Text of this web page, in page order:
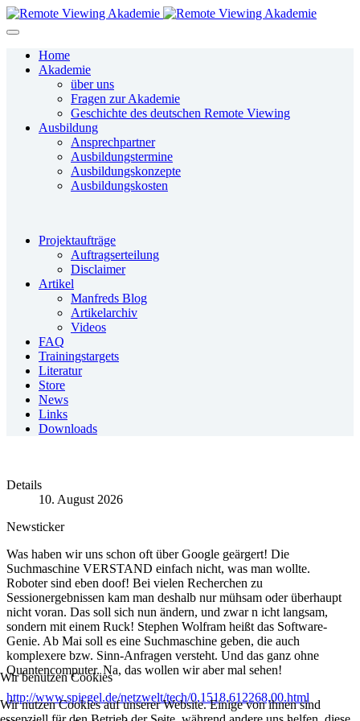
Home
Akademie
über uns
Fragen zur Akademie
Geschichte des deutschen Remote Viewing
Ausbildung
Ansprechpartner
Ausbildungstermine
Ausbildungskonzepte
Ausbildungskosten
Projektaufträge
Auftragserteilung
Disclaimer
Artikel
Manfreds Blog
Artikelarchiv
Videos
FAQ
Trainingstargets
Literatur
Store
News
Links
Downloads
Details
10. August 2026
Newsticker
Was haben wir uns schon oft über Google geärgert! Die
Suchmaschine VERSTAND einfach nicht, was man wollte.
Roboter sind eben doof! Bei vielen Recherchen zu
Sessionergebnissen kam man deshalb nur mühsam oder überhaupt
nicht voran. Das soll sich nun ändern, und zwar n icht langsam,
sondern mit einem Ruck! Stephen Wolfram heißt das Software-
Genie. Ab Mai soll es eine Suchmaschine geben, die auch
komplexere bzw. Sinn-Anfragen versteht. Und das ganz ohne
Quantencomputer. Na, das wollen wir aber mal sehen!
http://www.spiegel.de/netzwelt/tech/0,1518,612268,00.html
Wir benutzen Cookies
Wir nutzen Cookies auf unserer Website. Einige von ihnen sind